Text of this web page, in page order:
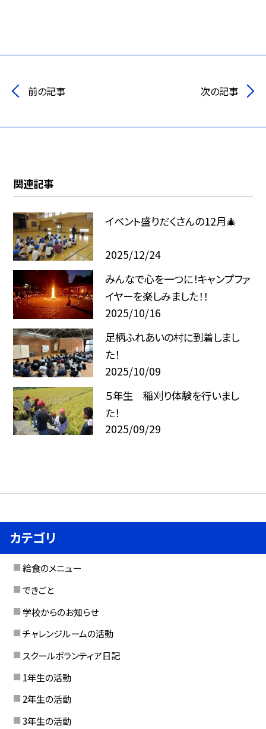
前の記事 次の記事
関連記事
イベント盛りだくさんの12月🎄
2025/12/24
みんなで心を一つに！キャンプファ
イヤーを楽しみました！！
2025/10/16
足柄ふれあいの村に到着しまし
た！
2025/10/09
５年生 稲刈り体験を行いまし
た！
2025/09/29
カテゴリ
給食のメニュー
できごと
学校からのお知らせ
チャレンジルームの活動
スクールボランティア日記
1年生の活動
2年生の活動
3年生の活動